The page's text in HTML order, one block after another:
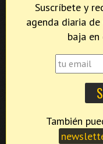
Suscríbete y
agenda diaria de
baja